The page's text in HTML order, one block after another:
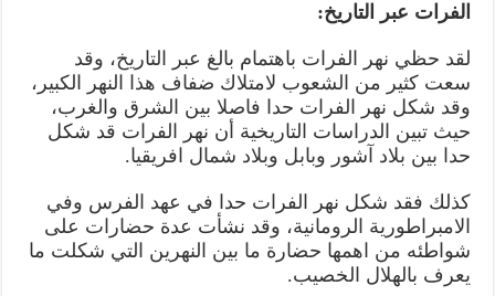
الفرات عبر التاريخ:
لقد حظي نهر الفرات باهتمام بالغ عبر التاريخ، وقد
سعت كثير من الشعوب لامتلاك ضفاف هذا النهر الكبير،
وقد شكل نهر الفرات حدا فاصلا بين الشرق والغرب،
حيث تبين الدراسات التاريخية أن نهر الفرات قد شكل
حدا بين بلاد آشور وبابل وبلاد شمال افريقيا.
كذلك فقد شكل نهر الفرات حدا في عهد الفرس وفي
الامبراطورية الرومانية، وقد نشأت عدة حضارات على
شواطئه من اهمها حضارة ما بين النهرين التي شكلت ما
يعرف بالهلال الخصيب.